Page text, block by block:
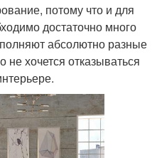
потому что и для
достаточно много
абсолютно разные
хочется отказываться